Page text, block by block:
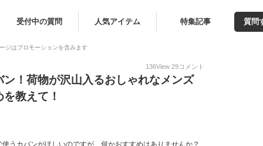
受付中の質問 人気アイテム 特集記事 質問
ジはプロモーションを含みます
136View 29コメント
！荷物が沢山入るおしゃれなメンズ
教えて！
うカバンがほしいのですが、何かおすすめはありませんか？